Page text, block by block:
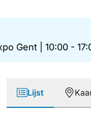
Gent 10:00 -
Lijst